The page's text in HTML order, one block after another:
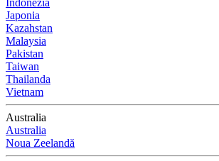
Japonia
Kazahstan
Malaysia
Pakistan
Taiwan
Thailanda
Vietnam
Australia
Australia
Noua Zeelandă